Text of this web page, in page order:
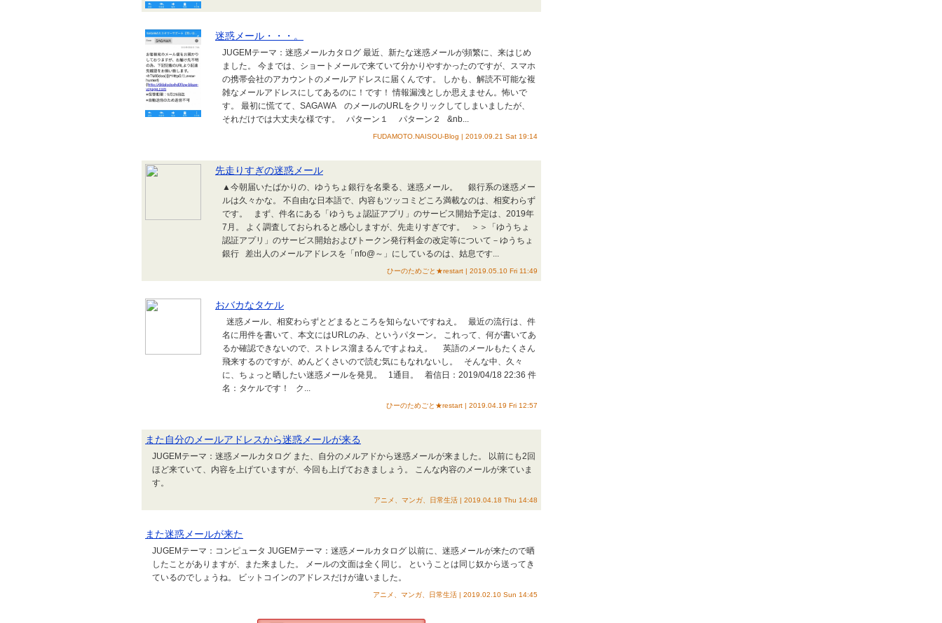
迷惑メール・・・。
JUGEMテーマ：迷惑メールカタログ 最近、新たな迷惑メールが頻繁に、来はじめ
ました。 今までは、ショートメールで来ていて分かりやすかったのですが、スマホ
の携帯会社のアカウントのメールアドレスに届くんです。 しかも、解読不可能な複
雑なメールアドレスにしてあるのに！です！ 情報漏洩としか思えません。怖いで
す。 最初に慌てて、SAGAWA のメールのURLをクリックしてしまいましたが、
それだけでは大丈夫な様です。 パターン１ パターン２ &nb...
FUDAMOTO.NAISOU-Blog | 2019.09.21 Sat 19:14
先走りすぎの迷惑メール
▲今朝届いたばかりの、ゆうちょ銀行を名乗る、迷惑メール。 銀行系の迷惑メー
ルは久々かな。 不自由な日本語で、内容もツッコミどころ満載なのは、相変わらず
です。 まず、件名にある「ゆうちょ認証アプリ」のサービス開始予定は、2019年
7月。 よく調査しておられると感心しますが、先走りすぎです。 ＞＞「ゆうちょ
認証アプリ」のサービス開始およびトークン発行料金の改定等について－ゆうちょ
銀行 差出人のメールアドレスを「nfo@～」にしているのは、姑息です...
ひーのためごと★restart | 2019.05.10 Fri 11:49
おバカなタケル
迷惑メール、相変わらずとどまるところを知らないですねえ。 最近の流行は、件
名に用件を書いて、本文にはURLのみ、というパターン。 これって、何が書いてあ
るか確認できないので、ストレス溜まるんですよねえ。 英語のメールもたくさん
飛来するのですが、めんどくさいので読む気にもなれないし。 そんな中、久々
に、ちょっと晒したい迷惑メールを発見。 1通目。 着信日：2019/04/18 22:36 件
名：タケルです！ ク...
ひーのためごと★restart | 2019.04.19 Fri 12:57
また自分のメールアドレスから迷惑メールが来る
JUGEMテーマ：迷惑メールカタログ また、自分のメルアドから迷惑メールが来ました。 以前にも2回
ほど来ていて、内容を上げていますが、今回も上げておきましょう。 こんな内容のメールが来ていま
す。
アニメ、マンガ、日常生活 | 2019.04.18 Thu 14:48
また迷惑メールが来た
JUGEMテーマ：コンピュータ JUGEMテーマ：迷惑メールカタログ 以前に、迷惑メールが来たので晒
したことがありますが、また来ました。 メールの文面は全く同じ。 ということは同じ奴から送ってき
ているのでしょうね。 ビットコインのアドレスだけが違いました。
アニメ、マンガ、日常生活 | 2019.02.10 Sun 14:45